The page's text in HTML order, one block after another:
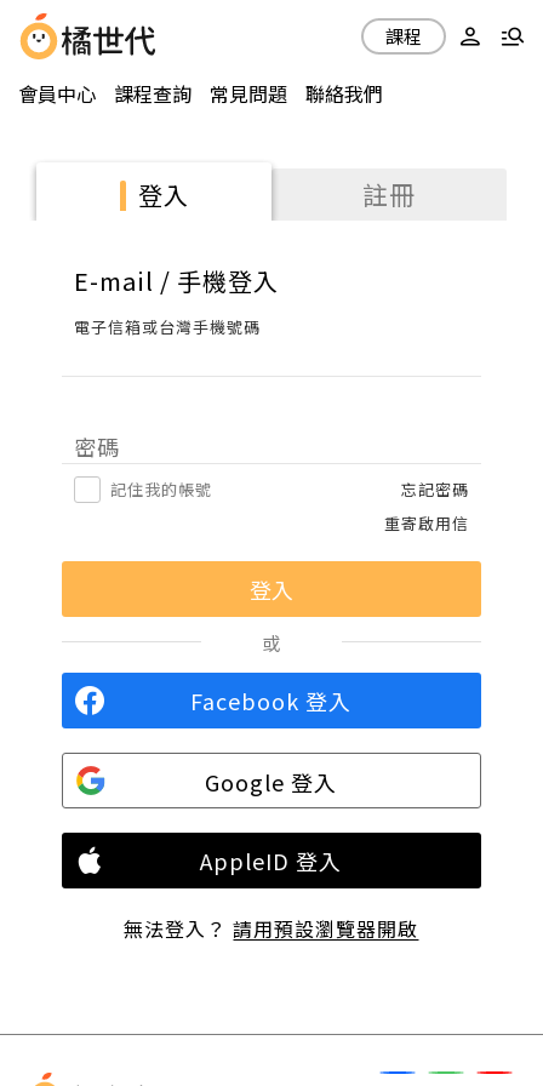
會員中心 課程查詢 常見問題 聯絡我們
課程
登入 註冊
E-mail / 手機登入
電子信箱或台灣手機號碼
密碼
記住我的帳號
忘記密碼
重寄啟用信
或
Facebook 登入
Google 登入
AppleID 登入
無法登入？請用預設瀏覽器開啟